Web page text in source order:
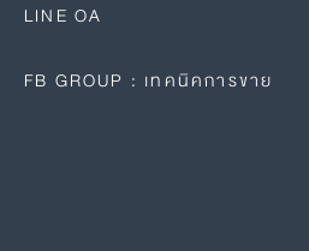
LINE OA
FB GROUP : เทคนิคการขาย